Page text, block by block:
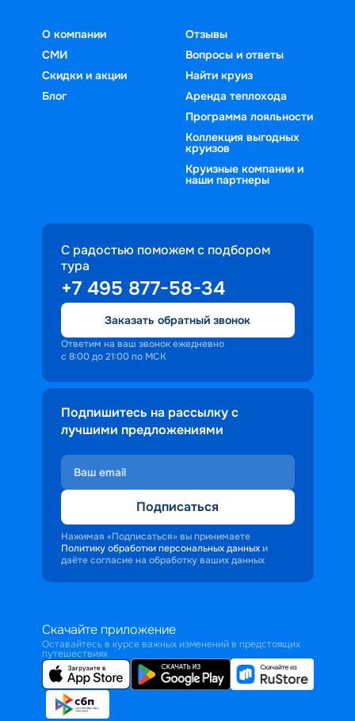
О компании
СМИ
Скидки и акции
Блог
Отзывы
Вопросы и ответы
Найти круиз
Аренда теплохода
Программа лояльности
Коллекция выгодных
круизов
Круизные компании и
наши партнеры
С радостью поможем с подбором
тура
+7 495 877-58-34
Заказать обратный звонок
Ответим на ваш звонок ежедневно
с 8:00 до 21:00 по МСК
Подпишитесь на рассылку с
лучшими предложениями
Подписаться
Нажимая «Подписаться» вы принимаете
Политику обработки персональных данных и
даёте согласие на обработку ваших данных
Скачайте приложение
Оставайтесь в курсе важных изменений в предстоящих
путешествиях